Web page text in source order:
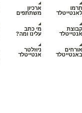
תרמו
לאנטייטלד
ארכיון
משתתפים
קבוצת
אנטייטלד
מי כתב
עלינו ומה?
אורחים
באנטייטלד
ניוזלטר
אנטייטלד